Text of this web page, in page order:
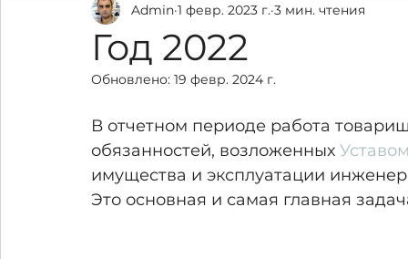
Год 2022
Admin 1 февр. 2023 г. 3 мин. чтения
Обновлено: 19 февр. 2024 г.
В отчетном периоде работа
обязанностей, возложенных
имущества и эксплуатации
Это основная и самая главная